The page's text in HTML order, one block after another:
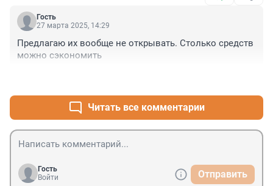
Гость
27 марта 2025, 14:29
Предлагаю их вообще не открывать. Столько средств
можно сэкономить
Читать все комментарии
Гость
Войти
Отправить